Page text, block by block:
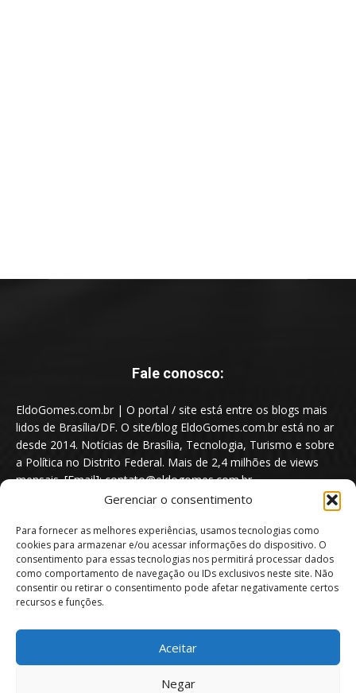
Gerenciar o consentimento
Para fornecer as melhores experiências, usamos tecnologias como
cookies para armazenar e/ou acessar informações do dispositivo. O
consentimento para essas tecnologias nos permitirá processar dados
como comportamento de navegação ou IDs exclusivos neste site. Não
consentir ou retirar o consentimento pode afetar negativamente certos
recursos e funções.
Aceitar
Negar
Fale conosco:
EldoGomes.com.br | O portal / site está entre os blogs mais
lidos de Brasília/DF. O site/blog EldoGomes.com.br está no ar
desde 2014. Notícias de Brasília, Tecnologia, Turismo e sobre
a Política no Distrito Federal. Mais de 2,4 milhões de views
mensais. [Email]: contato@eldogomes.com.br
Portal EldoGomes.com.br | Entre os Blogs mais lidos de Brasília/DF. |